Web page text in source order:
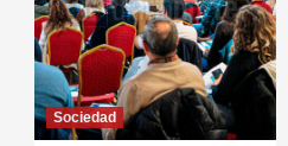
Sociedad